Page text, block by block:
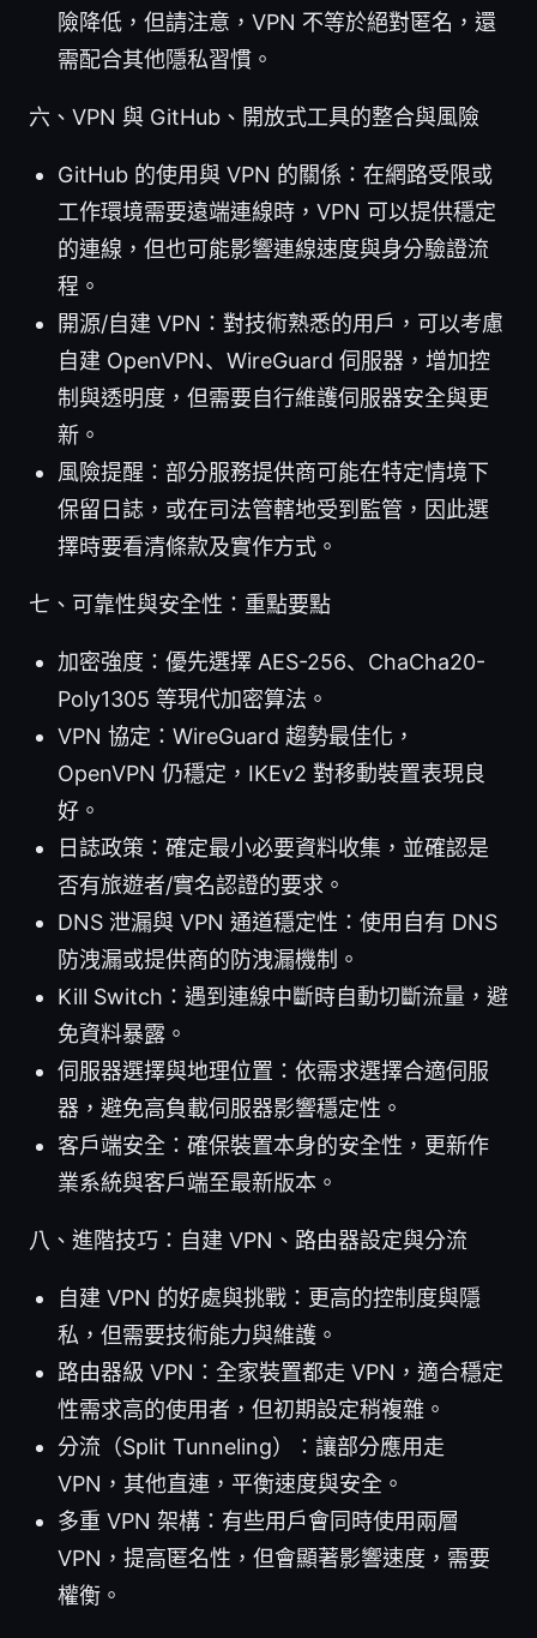
險降低，但請注意，VPN 不等於絕對匿名，還
需配合其他隱私習慣。
六、VPN 與 GitHub、開放式工具的整合與風險
GitHub 的使用與 VPN 的關係：在網路受限或
工作環境需要遠端連線時，VPN 可以提供穩定
的連線，但也可能影響連線速度與身分驗證流
程。
開源/自建 VPN：對技術熟悉的用戶，可以考慮
自建 OpenVPN、WireGuard 伺服器，增加控
制與透明度，但需要自行維護伺服器安全與更
新。
風險提醒：部分服務提供商可能在特定情境下
保留日誌，或在司法管轄地受到監管，因此選
擇時要看清條款及實作方式。
七、可靠性與安全性：重點要點
加密強度：優先選擇 AES-256、ChaCha20-
Poly1305 等現代加密算法。
VPN 協定：WireGuard 趨勢最佳化，
OpenVPN 仍穩定，IKEv2 對移動裝置表現良
好。
日誌政策：確定最小必要資料收集，並確認是
否有旅遊者/實名認證的要求。
DNS 泄漏與 VPN 通道穩定性：使用自有 DNS
防洩漏或提供商的防洩漏機制。
Kill Switch：遇到連線中斷時自動切斷流量，避
免資料暴露。
伺服器選擇與地理位置：依需求選擇合適伺服
器，避免高負載伺服器影響穩定性。
客戶端安全：確保裝置本身的安全性，更新作
業系統與客戶端至最新版本。
八、進階技巧：自建 VPN、路由器設定與分流
自建 VPN 的好處與挑戰：更高的控制度與隱
私，但需要技術能力與維護。
路由器級 VPN：全家裝置都走 VPN，適合穩定
性需求高的使用者，但初期設定稍複雜。
分流（Split Tunneling）：讓部分應用走
VPN，其他直連，平衡速度與安全。
多重 VPN 架構：有些用戶會同時使用兩層
VPN，提高匿名性，但會顯著影響速度，需要
權衡。